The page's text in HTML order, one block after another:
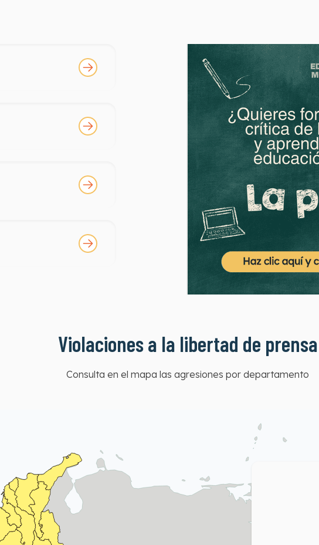
Violaciones a la libertad de prensa
Consulta en el mapa las agresiones por departamento